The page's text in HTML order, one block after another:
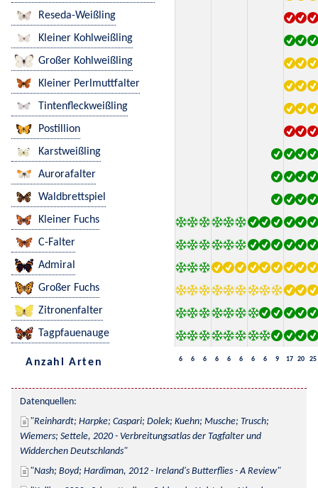
Reseda-Weißling
Kleiner Kohlweißling
Großer Kohlweißling
Kleiner Perlmuttfalter
Tintenfleckweißling
Postillion
Karstweißling
Aurorafalter
Waldbrettspiel
Kleiner Fuchs
C-Falter
Admiral
Großer Fuchs
Zitronenfalter
Tagpfauenauge
Anzahl Arten 6 6 6 6 6 6 6 6 9 17 20 25
Datenquellen:
Reinhardt; Harpke; Caspari; Dolek; Kuehn; Musche; Trusch;
Wiemers; Settele, 2020 - Verbreitungsatlas der Tagfalter und
Widderchen Deutschlands
Nash; Boyd; Hardiman, 2012 - Ireland's Butterflies - A Review